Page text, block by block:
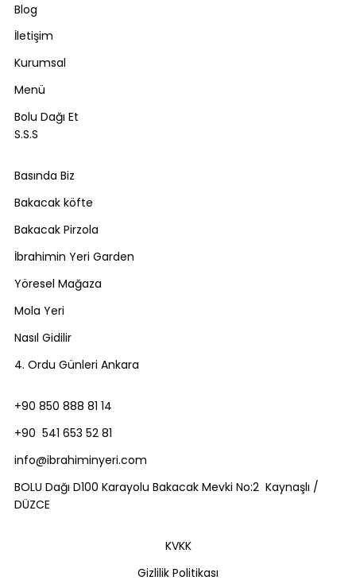
Blog
İletişim
Kurumsal
Menü
Bolu Dağı Et
S.S.S
Basında Biz
Bakacak köfte
Bakacak Pirzola
İbrahimin Yeri Garden
Yöresel Mağaza
Mola Yeri
Nasıl Gidilir
4. Ordu Günleri Ankara
+90 850 888 81 14
+90 541 653 52 81
info@ibrahiminyeri.com
BOLU Dağı D100 Karayolu Bakacak Mevki No:2 Kaynaşlı /
DÜZCE
KVKK
Gizlilik Politikası